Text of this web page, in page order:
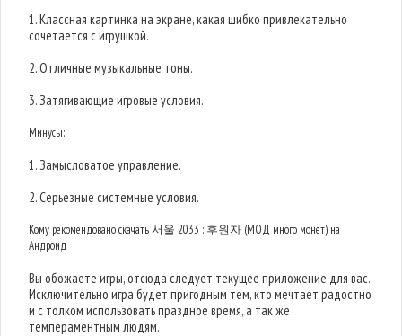
1. Классная картинка на экране, какая шибко привлекательно
сочетается с игрушкой.
2. Отличные музыкальные тоны.
3. Затягивающие игровые условия.
Минусы:
1. Замысловатое управление.
2. Серьезные системные условия.
Кому рекомендовано скачать 서울 2033 : 후원자 (МОД много монет) на
Андроид
Вы обожаете игры, отсюда следует текущее приложение для вас.
Исключительно игра будет пригодным тем, кто мечтает радостно
и с толком использовать праздное время, а так же
темпераментным людям.